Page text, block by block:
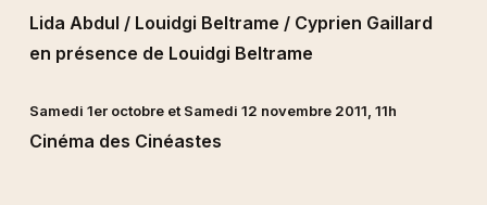
Lida Abdul / Louidgi Beltrame / Cyprien Gaillard
en présence de Louidgi Beltrame
Samedi 1er octobre et Samedi 12 novembre 2011, 11h
Cinéma des Cinéastes